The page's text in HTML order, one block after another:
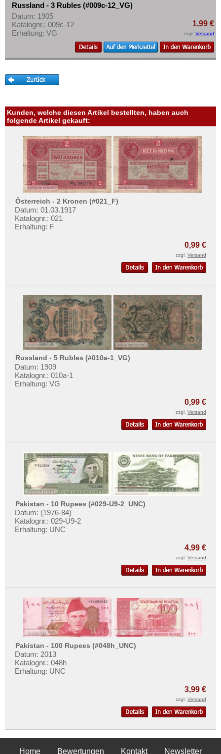
Russland - 3 Rubles (#009c-12_VG)
Datum: 1905
Katalognr.: 009c-12
Erhaltung: VG
1,99 €
zzgl. Versand
Kunden, welche diesen Artikel bestellten, haben auch
folgende Artikel gekauft:
Österreich - 2 Kronen (#021_F)
Datum: 01.03.1917
Katalognr.: 021
Erhaltung: F
0,99 €
zzgl. Versand
Russland - 5 Rubles (#010a-1_VG)
Datum: 1909
Katalognr.: 010a-1
Erhaltung: VG
0,99 €
zzgl. Versand
Pakistan - 10 Rupees (#029-U9-2_UNC)
Datum: (1976-84)
Katalognr.: 029-U9-2
Erhaltung: UNC
4,99 €
zzgl. Versand
Pakistan - 100 Rupees (#048h_UNC)
Datum: 2013
Katalognr.: 048h
Erhaltung: UNC
3,99 €
zzgl. Versand
Home Bewertungen Kontakt Newsletter